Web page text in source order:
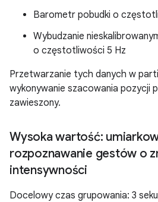
Barometr pobudki o
Wybudzanie
o częstotliwości 5 Hz
Przetwarzanie tych danych w
wykonywanie szacowania pozycji
zawieszony.
Wysoka wartość:
rozpoznawanie gestów o
intensywności
Docelowy czas grupowania: 3